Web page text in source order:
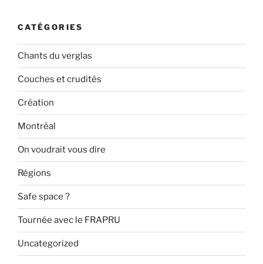
CATÉGORIES
Chants du verglas
Couches et crudités
Création
Montréal
On voudrait vous dire
Régions
Safe space ?
Tournée avec le FRAPRU
Uncategorized